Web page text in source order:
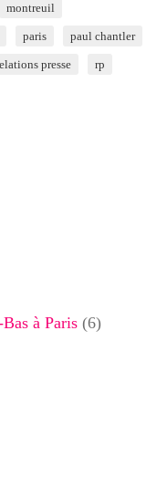
montreuil
paris paul chantler
presse rp
à Paris (6)